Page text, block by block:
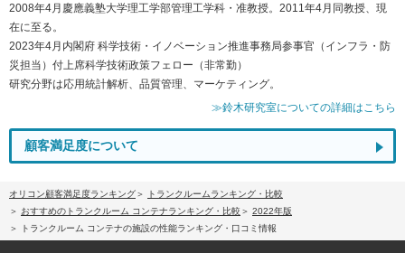
2008年4月慶應義塾大学理工学部管理工学科・准教授。2011年4月同教授、現
在に至る。
2023年4月内閣府 科学技術・イノベーション推進事務局参事官（インフラ・防
災担当）付上席科学技術政策フェロー（非常勤）
研究分野は応用統計解析、品質管理、マーケティング。
≫鈴木研究室についての詳細はこちら
顧客満足度について
オリコン顧客満足度ランキング
トランクルームランキング・比較
おすすめのトランクルーム コンテナランキング・比較
2022年版
トランクルーム コンテナの施設の性能ランキング・口コミ情報